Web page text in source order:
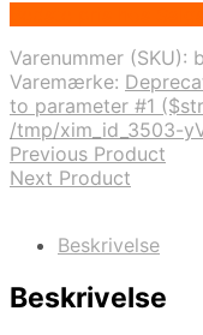
Varenummer (SKU):
Varemærke:
to parameter #1
/tmp/xim_id_3503-
Previous Product
Next Product
Beskrivelse
Beskrivelse